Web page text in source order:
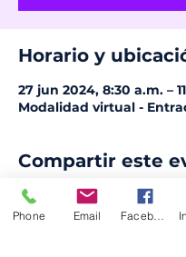
Horario y
27 jun 2024, 8:30 a.m. –
Modalidad virtual -
Compartir este
Phone Email